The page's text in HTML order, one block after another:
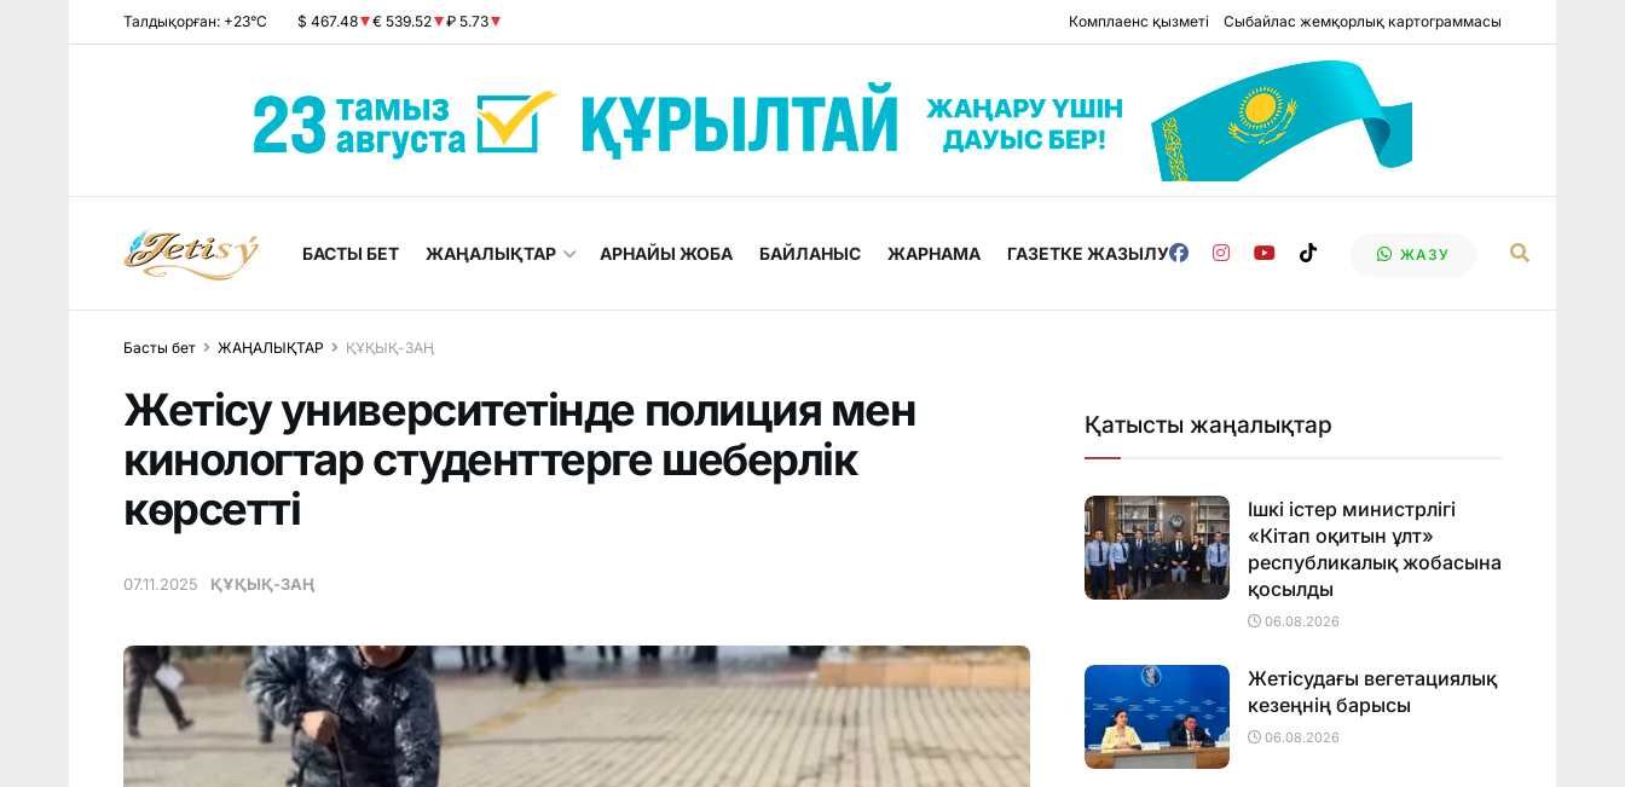
Талдықорған: +23°C $ 467.48 € 539.52 ₽ 5.73 Комплаенс қызметі Сыбайлас жемқорлық картограммасы
БАСТЫ БЕТ ЖАҢАЛЫҚТАР АРНАЙЫ ЖОБА БАЙЛАНЫС ЖАРНАМА ГАЗЕТКЕ ЖАЗЫЛУ ЖАЗУ
Басты бет ЖАҢАЛЫҚТАР ҚҰҚЫҚ-ЗАҢ
Жетісу университетінде полиция мен
кинологтар студенттерге шеберлік
көрсетті
07.11.2025 ҚҰҚЫҚ-ЗАҢ
Қатысты жаңалықтар
Ішкі істер министрлігі
«Кітап оқитын ұлт»
республикалық жобасына
қосылды
06.08.2026
Жетісудағы вегетациялық
кезеңнің барысы
06.08.2026